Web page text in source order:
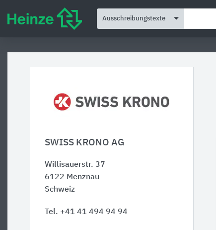
Ausschreibungstexte
SWISS KRONO AG
Willisauerstr. 37
6122 Menznau
Schweiz
Tel. +41 41 494 94 94